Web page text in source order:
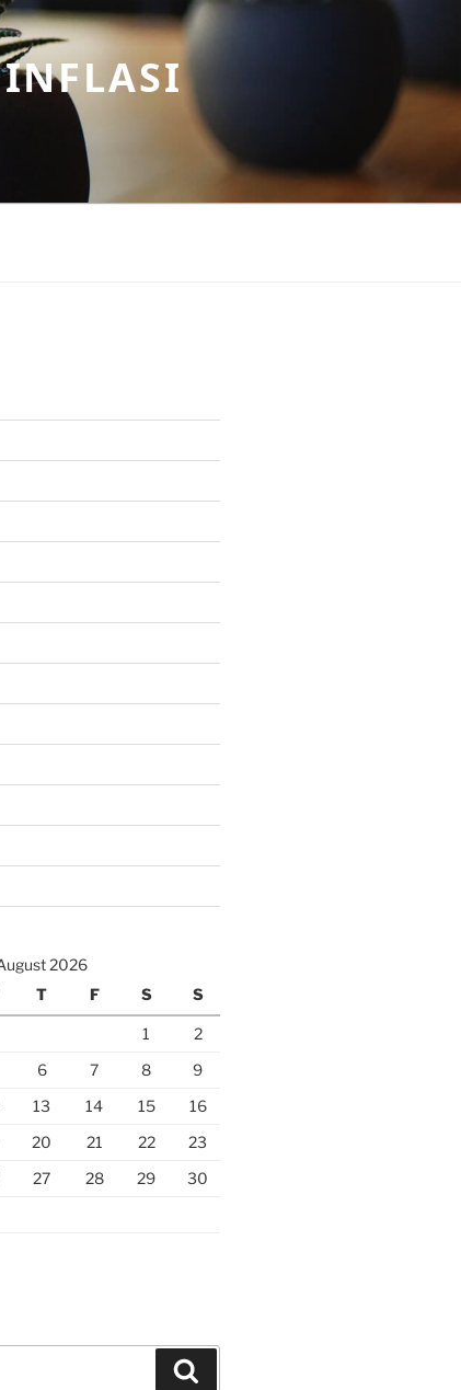
2026
T F S S
1
2
6 7 8
9
13 14 15
16
20 21 22
23
27 28 29
30